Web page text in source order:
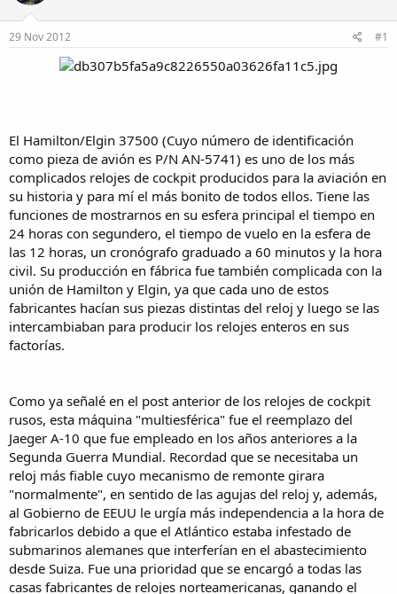
29 Nov 2012 #1
El Hamilton/Elgin 37500 (Cuyo número de identificación
como pieza de avión es P/N AN-5741) es uno de los más
complicados relojes de cockpit producidos para la aviación en
su historia y para mí el más bonito de todos ellos. Tiene las
funciones de mostrarnos en su esfera principal el tiempo en
24 horas con segundero, el tiempo de vuelo en la esfera de
las 12 horas, un cronógrafo graduado a 60 minutos y la hora
civil. Su producción en fábrica fue también complicada con la
unión de Hamilton y Elgin, ya que cada uno de estos
fabricantes hacían sus piezas distintas del reloj y luego se las
intercambiaban para producir los relojes enteros en sus
factorías.
Como ya señalé en el post anterior de los relojes de cockpit
rusos, esta máquina "multiesférica" fue el reemplazo del
Jaeger A-10 que fue empleado en los años anteriores a la
Segunda Guerra Mundial. Recordad que se necesitaba un
reloj más fiable cuyo mecanismo de remonte girara
"normalmente", en sentido de las agujas del reloj y, además,
al Gobierno de EEUU le urgía más independencia a la hora de
fabricarlos debido a que el Atlántico estaba infestado de
submarinos alemanes que interferían en el abastecimiento
desde Suiza. Fue una prioridad que se encargó a todas las
casas fabricantes de relojes norteamericanas, ganando el